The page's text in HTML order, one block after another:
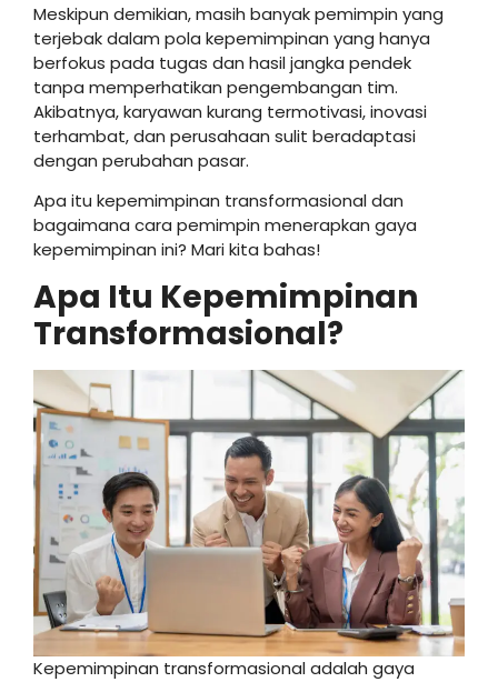
Meskipun demikian, masih banyak pemimpin yang
terjebak dalam pola kepemimpinan yang hanya
berfokus pada tugas dan hasil jangka pendek
tanpa memperhatikan pengembangan tim.
Akibatnya, karyawan kurang termotivasi, inovasi
terhambat, dan perusahaan sulit beradaptasi
dengan perubahan pasar.
Apa itu kepemimpinan transformasional dan
bagaimana cara pemimpin menerapkan gaya
kepemimpinan ini? Mari kita bahas!
Apa Itu Kepemimpinan
Transformasional?
Kepemimpinan transformasional adalah gaya